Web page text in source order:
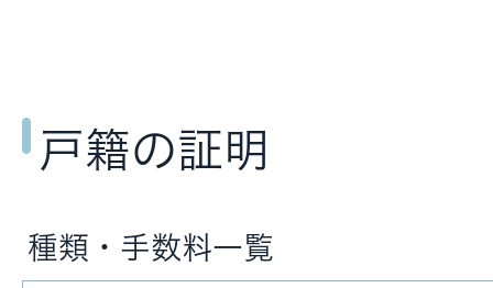
戸籍の証明
種類・手数料一覧